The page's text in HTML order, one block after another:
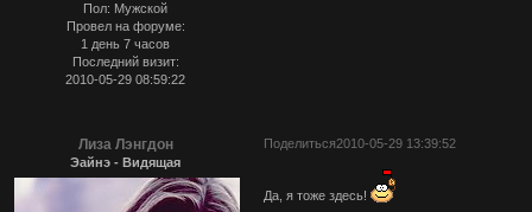
Пол: Мужской
Провел на форуме:
1 день 7 часов
Последний визит:
2010-05-29 08:59:22
Поделиться2010-05-29 13:39:52
Лиза Лэнгдон
Эайнэ - Видящая
Да, я тоже здесь!